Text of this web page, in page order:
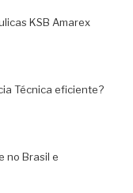
KSB Amarex
Técnica eficiente?
no Brasil e